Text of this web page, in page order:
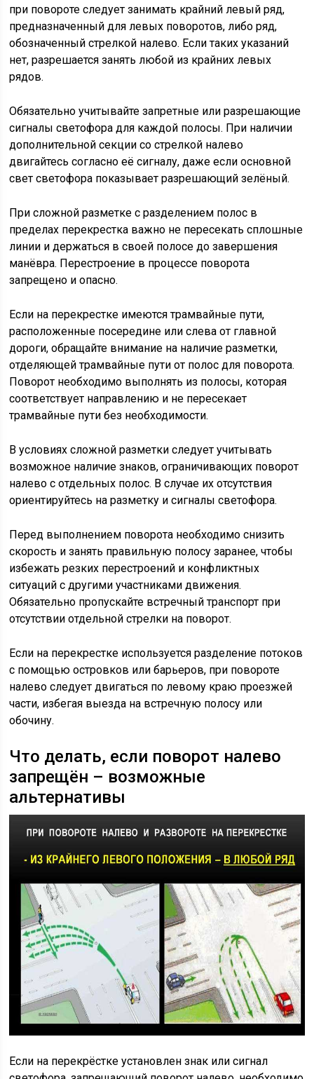
при повороте следует занимать крайний левый ряд,
предназначенный для левых поворотов, либо ряд,
обозначенный стрелкой налево. Если таких указаний
нет, разрешается занять любой из крайних левых
рядов.
Обязательно учитывайте запретные или разрешающие
сигналы светофора для каждой полосы. При наличии
дополнительной секции со стрелкой налево
двигайтесь согласно её сигналу, даже если основной
свет светофора показывает разрешающий зелёный.
При сложной разметке с разделением полос в
пределах перекрестка важно не пересекать сплошные
линии и держаться в своей полосе до завершения
манёвра. Перестроение в процессе поворота
запрещено и опасно.
Если на перекрестке имеются трамвайные пути,
расположенные посередине или слева от главной
дороги, обращайте внимание на наличие разметки,
отделяющей трамвайные пути от полос для поворота.
Поворот необходимо выполнять из полосы, которая
соответствует направлению и не пересекает
трамвайные пути без необходимости.
В условиях сложной разметки следует учитывать
возможное наличие знаков, ограничивающих поворот
налево с отдельных полос. В случае их отсутствия
ориентируйтесь на разметку и сигналы светофора.
Перед выполнением поворота необходимо снизить
скорость и занять правильную полосу заранее, чтобы
избежать резких перестроений и конфликтных
ситуаций с другими участниками движения.
Обязательно пропускайте встречный транспорт при
отсутствии отдельной стрелки на поворот.
Если на перекрестке используется разделение потоков
с помощью островков или барьеров, при повороте
налево следует двигаться по левому краю проезжей
части, избегая выезда на встречную полосу или
обочину.
Что делать, если поворот налево
запрещён – возможные
альтернативы
Если на перекрёстке установлен знак или сигнал